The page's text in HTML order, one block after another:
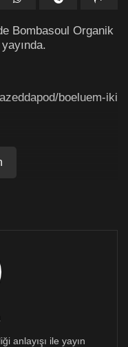
Bombasoul Organik
boeluem-iki
anlayışı ile yayın